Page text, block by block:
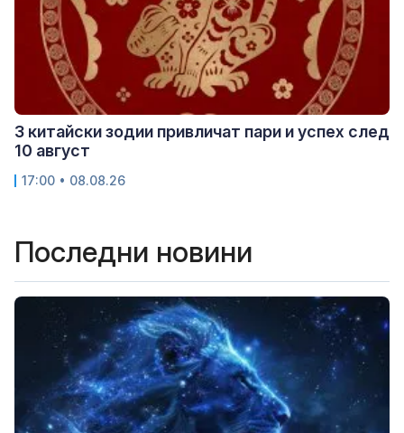
3 китайски зодии привличат пари и успех след
10 август
17:00 • 08.08.26
Последни новини